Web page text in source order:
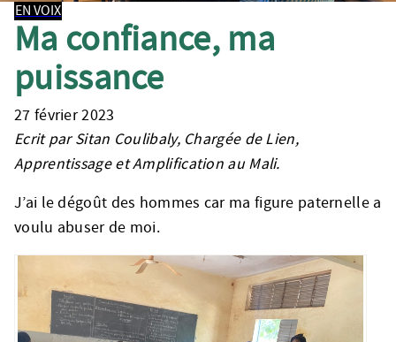
EN VOIX
Ma confiance, ma
puissance
27 février 2023
Ecrit par Sitan Coulibaly, Chargée de Lien,
Apprentissage et Amplification au Mali.
J’ai le dégoût des hommes car ma figure paternelle a
voulu abuser de moi.